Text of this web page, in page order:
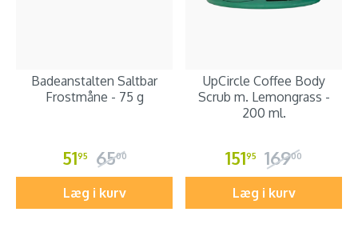
Badeanstalten Saltbar
Frostmåne - 75 g
5195 6500
Læg i kurv
UpCircle Coffee Body
Scrub m. Lemongrass -
200 ml.
15195 16900
Læg i kurv